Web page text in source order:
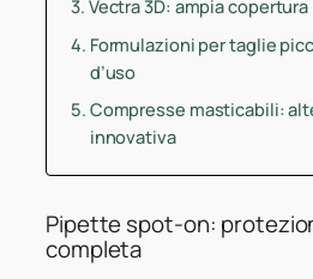
Vectra 3D: ampia
Formulazioni per taglie
d’uso
Compresse masticabili:
innovativa
Pipette spot-on:
completa